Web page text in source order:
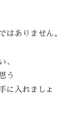
はありません。
、
う
に入れましょ